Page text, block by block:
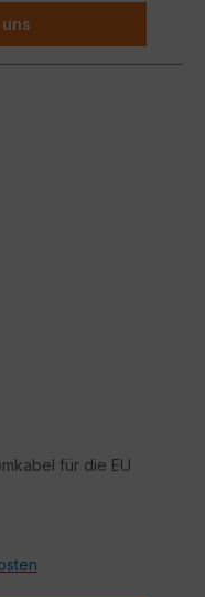
für die EU